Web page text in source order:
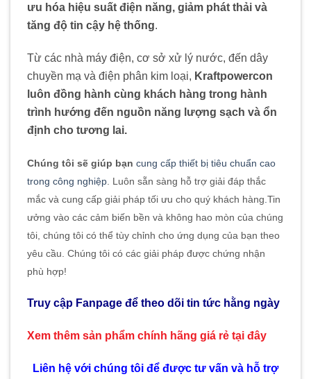
ưu hóa hiệu suất điện năng, giảm phát thải và
tăng độ tin cậy hệ thống.
Từ các nhà máy điện, cơ sở xử lý nước, đến dây
chuyền mạ và điện phân kim loại, Kraftpowercon
luôn đồng hành cùng khách hàng trong hành
trình hướng đến nguồn năng lượng sạch và ổn
định cho tương lai.
Chúng tôi sẽ giúp bạn cung cấp thiết bị tiêu chuẩn cao
trong công nghiệp . Luôn sẵn sàng hỗ trợ giải đáp thắc
mắc và cung cấp giải pháp tối ưu cho quý khách hàng Tin
ưởng vào các cảm biến bền và không hao mòn của chúng
tôi, chúng tôi có thể tùy chỉnh cho ứng dụng của bạn theo
yêu cầu. Chúng tôi có các giải pháp được chứng nhận
phù hợp!
Truy cập Fanpage để theo dõi tin tức hằng ngày
Xem thêm sản phẩm chính hãng giá rẻ tại đây
Liên hệ với chúng tôi để được tư vấn và hỗ trợ